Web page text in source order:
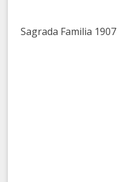
Sagrada Familia 1907